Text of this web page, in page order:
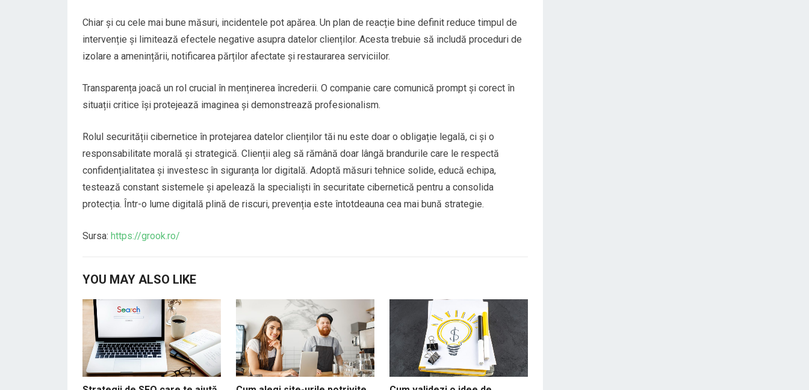
Chiar și cu cele mai bune măsuri, incidentele pot apărea. Un plan de reacție bine definit reduce timpul de
intervenție și limitează efectele negative asupra datelor clienților. Acesta trebuie să includă proceduri de
izolare a amenințării, notificarea părților afectate și restaurarea serviciilor.
Transparența joacă un rol crucial în menținerea încrederii. O companie care comunică prompt și corect în
situații critice își protejează imaginea și demonstrează profesionalism.
Rolul securității cibernetice în protejarea datelor clienților tăi nu este doar o obligație legală, ci și o
responsabilitate morală și strategică. Clienții aleg să rămână doar lângă brandurile care le respectă
confidențialitatea și investesc în siguranța lor digitală. Adoptă măsuri tehnice solide, educă echipa,
testează constant sistemele și apelează la specialiști în securitate cibernetică pentru a consolida
protecția. Într-o lume digitală plină de riscuri, prevenția este întotdeauna cea mai bună strategie.
Sursa: https://grook.ro/
YOU MAY ALSO LIKE